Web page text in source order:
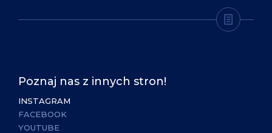
Poznaj nas z innych stron!
INSTAGRAM
FACEBOOK
YOUTUBE